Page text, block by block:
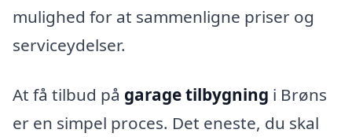
mulighed for at sammenligne priser og
serviceydelser.
At få tilbud på garage tilbygning i Brøns
er en simpel proces. Det eneste, du skal